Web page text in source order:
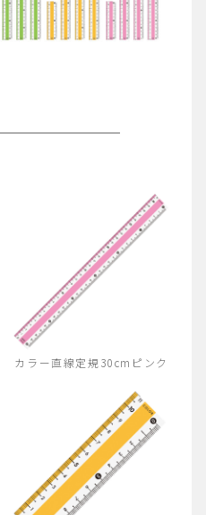
カラー直線定規30cmピンク